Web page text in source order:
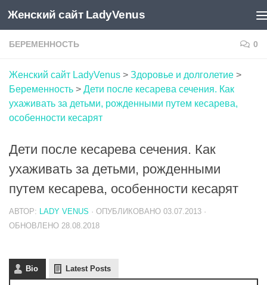
Skip to content
Женский сайт LadyVenus
БЕРЕМЕННОСТЬ 0
Женский сайт LadyVenus > Здоровье и долголетие >
Беременность > Дети после кесарева сечения. Как
ухаживать за детьми, рожденными путем кесарева,
особенности кесарят
Дети после кесарева сечения. Как
ухаживать за детьми, рожденными
путем кесарева, особенности кесарят
АВТОР: LADY VENUS · ОПУБЛИКОВАНО 03.07.2013 ·
ОБНОВЛЕНО 28.08.2018
Bio Latest Posts